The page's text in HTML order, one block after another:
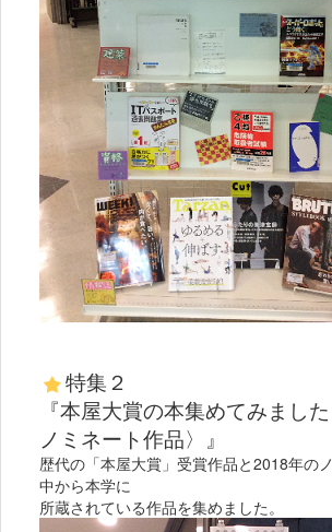
特集２
『本屋大賞の本集めてみまし
ノミネート作品〉』
歴代の「本屋大賞」受賞作品と2018年の
中から本学に
所蔵されている作品を集めました。